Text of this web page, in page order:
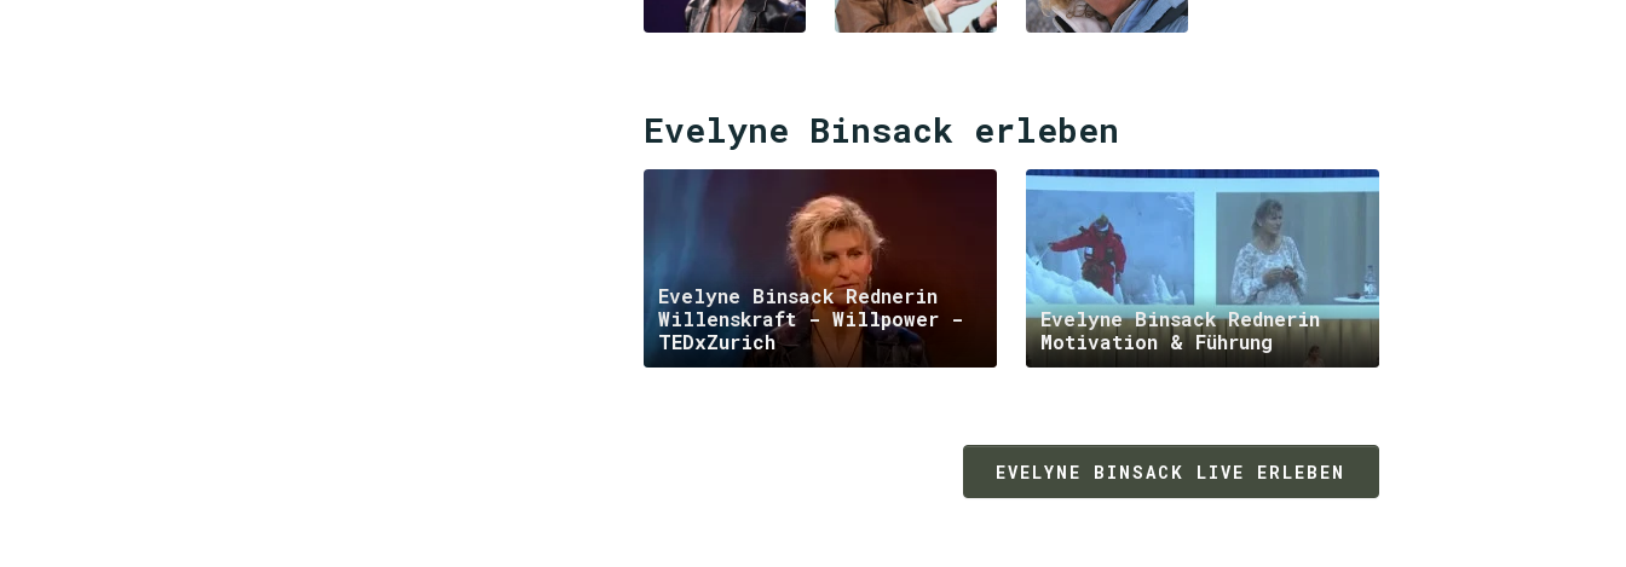
Evelyne Binsack erleben
Evelyne Binsack Rednerin
Willenskraft - Willpower -
TEDxZurich
Evelyne Binsack Rednerin
Motivation & Führung
EVELYNE BINSACK LIVE ERLEBEN